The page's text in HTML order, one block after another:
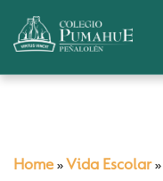
Home » Vida Escolar»